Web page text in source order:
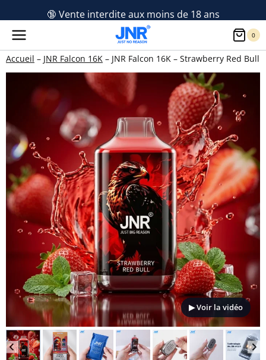
contenu
🔞 Vente interdite aux moins de 18 ans
0
Accueil – JNR Falcon 16K – JNR Falcon 16K – Strawberry Red Bull
▶ Voir la vidéo